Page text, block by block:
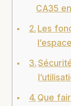
CA35
Les
Que